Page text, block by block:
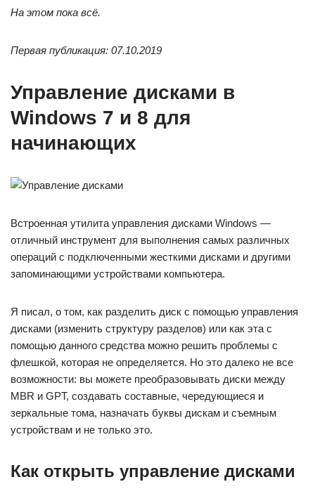
На этом пока всё.
Первая публикация: 07.10.2019
Управление дисками в
Windows 7 и 8 для
начинающих
Встроенная утилита управления дисками Windows —
отличный инструмент для выполнения самых различных
операций с подключенными жесткими дисками и другими
запоминающими устройствами компьютера.
Я писал, о том, как разделить диск с помощью управления
дисками (изменить структуру разделов) или как эта с
помощью данного средства можно решить проблемы с
флешкой, которая не определяется. Но это далеко не все
возможности: вы можете преобразовывать диски между
MBR и GPT, создавать составные, чередующиеся и
зеркальные тома, назначать буквы дискам и съемным
устройствам и не только это.
Как открыть управление дисками